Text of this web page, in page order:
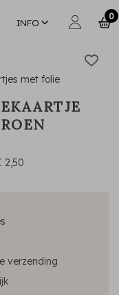
INFO
0
met folie
2,50
verzending